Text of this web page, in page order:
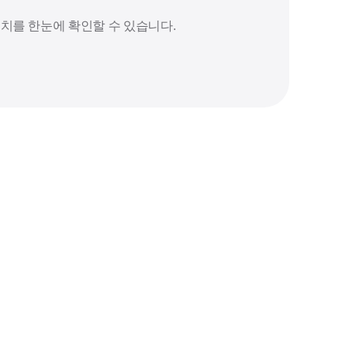
를 한눈에 확인할 수 있습니다.